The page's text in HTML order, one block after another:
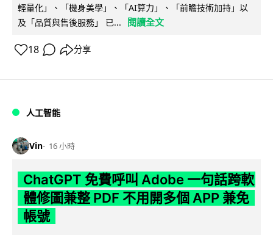
輕量化」、「機身美學」、「AI算力」、「前瞻技術加持」以
及「品質與售後服務」 已...
閱讀全文
18 分享
人工智能
Vin 16 小時
ChatGPT 免費呼叫 Adobe 一句話跨軟
體修圖兼整 PDF 不用開多個 APP 兼免
帳號